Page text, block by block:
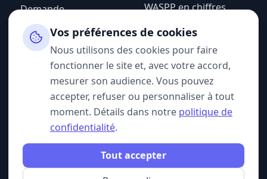
Demande
d'information
Espace admin
WASPP en chiffres
Mentions légales
Politique de
confidentialité
CGU
SUIVEZ-NOUS
Vos préférences de cookies
Nous utilisons des cookies pour faire
fonctionner le site et, avec votre accord,
mesurer son audience. Vous pouvez
accepter, refuser ou personnaliser à tout
moment. Détails dans notre politique de
confidentialité.
Tout accepter